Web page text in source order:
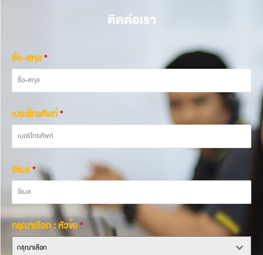
ติดต่อเรา
ชื่อ-สกุล*
เบอร์โทรศัพท์*
อีเมล*
กรุณาเลือก : หัวข้อ*
กรุณาเลือก